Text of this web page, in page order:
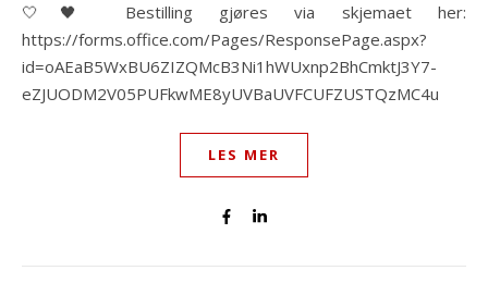
🤍🖤 Bestilling gjøres via skjemaet her:
https://forms.office.com/Pages/ResponsePage.aspx?
id=oAEaB5WxBU6ZIZQMcB3Ni1hWUxnp2BhCmktJ3Y7-
eZJUODM2V05PUFkwME8yUVBaUVFCUFZUSTQzMC4u
LES MER